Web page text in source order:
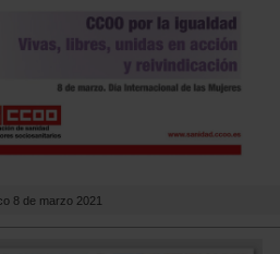
8 de marzo 2021